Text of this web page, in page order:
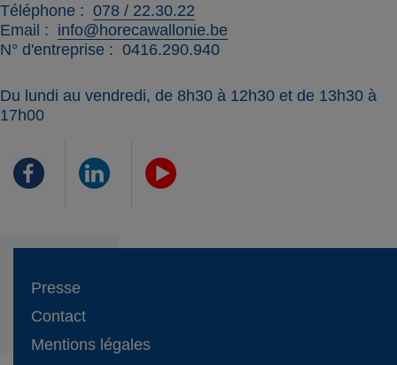
Téléphone
078 / 22.30.22
Email
info@horecawallonie.be
N° d'entreprise
0416.290.940
Du lundi au vendredi, de 8h30 à 12h30 et de 13h30 à
17h00
Presse
Contact
Mentions légales